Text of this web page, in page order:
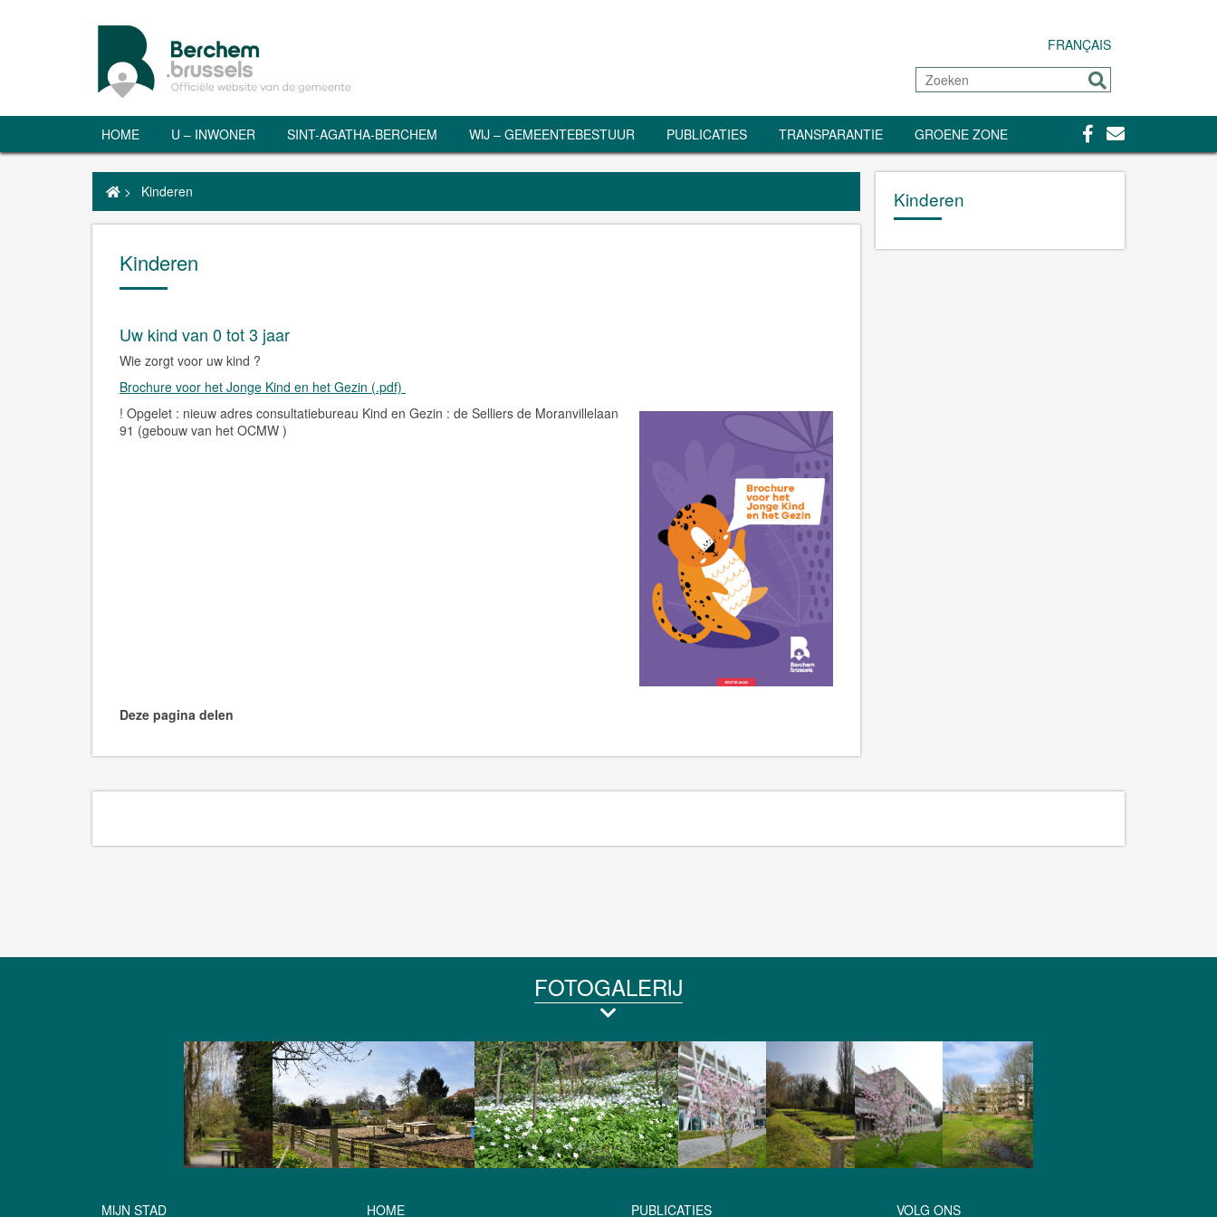
FRANÇAIS
Zoeken
Sturen
HOME U – INWONER SINT-AGATHA-BERCHEM WIJ – GEMEENTEBESTUUR PUBLICATIES TRANSPARANTIE GROENE ZONE Facebook
Contact
> Kinderen
Kinderen
Uw kind van 0 tot 3 jaar
Wie zorgt voor uw kind ?
Brochure voor het Jonge Kind en het Gezin (.pdf)
! Opgelet : nieuw adres consultatiebureau Kind en Gezin : de Selliers de Moranvillelaan
91 (gebouw van het OCMW )
Deze pagina delen
Kinderen
FOTOGALERIJ
MIJN STAD HOME PUBLICATIES VOLG ONS